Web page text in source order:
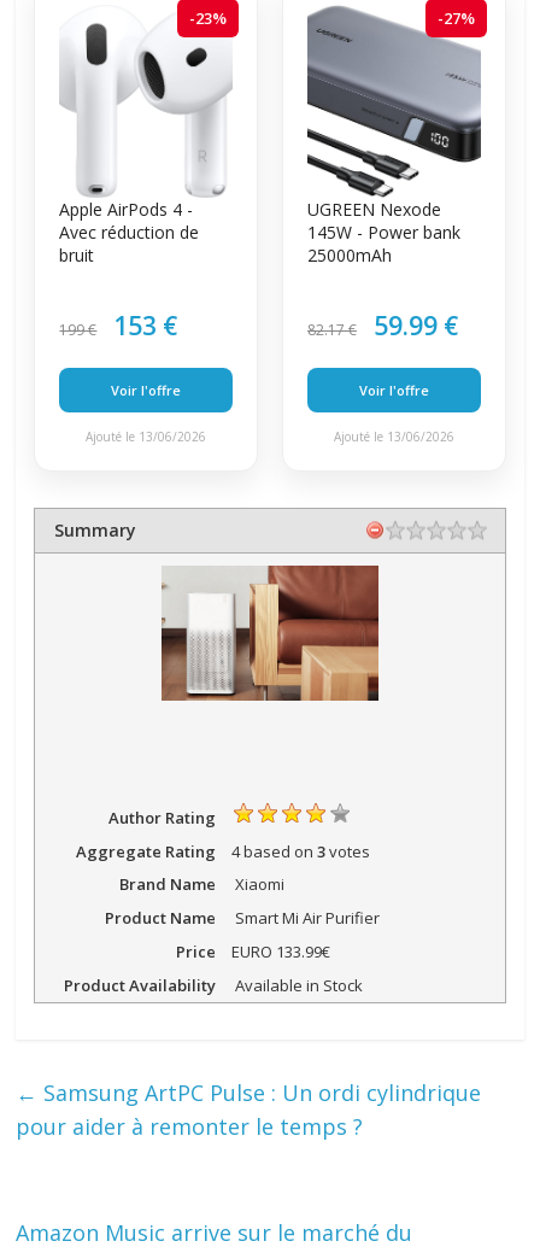
-23%
Apple AirPods 4 -
Avec réduction de
bruit
199 € 153 €
Voir l'offre
Ajouté le 13/06/2026
-27%
UGREEN Nexode
145W - Power bank
25000mAh
82.17 € 59.99 €
Voir l'offre
Ajouté le 13/06/2026
Summary
Author Rating
Aggregate Rating
4based on 3votes
Brand Name
Xiaomi
Product Name
Smart Mi Air Purifier
Price
EURO 133.99€
Product Availability
Available in Stock
← Samsung ArtPC Pulse : Un ordi cylindrique
pour aider à remonter le temps ?
Amazon Music arrive sur le marché du